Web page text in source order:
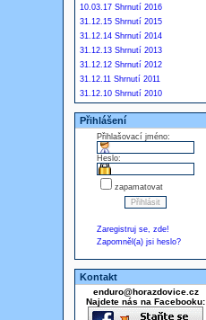
10.03.17 Shrnutí 2016
31.12.15 Shrnutí 2015
31.12.14 Shrnutí 2014
31.12.13 Shrnutí 2013
31.12.12 Shrnutí 2012
31.12.11 Shrnutí 2011
31.12.10 Shrnutí 2010
Přihlášení
Přihlašovací jméno:
Heslo:
zapamatovat
Zaregistruj se, zde!
Zapomněl(a) jsi heslo?
Kontakt
enduro@horazdovice.cz
Najdete nás na Facebooku: